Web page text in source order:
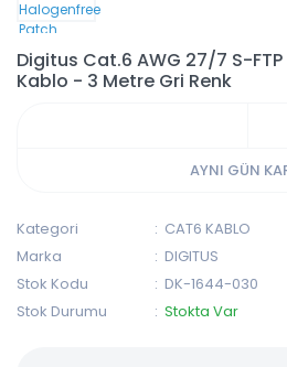
Digitus Cat.6 AWG 27/7 S-
Kablo - 3 Metre Gri Renk
AYNI GÜN
Kategori
CAT6 KABLO
Marka
DIGITUS
Stok Kodu
DK-1644-030
Stok Durumu
Stokta Var